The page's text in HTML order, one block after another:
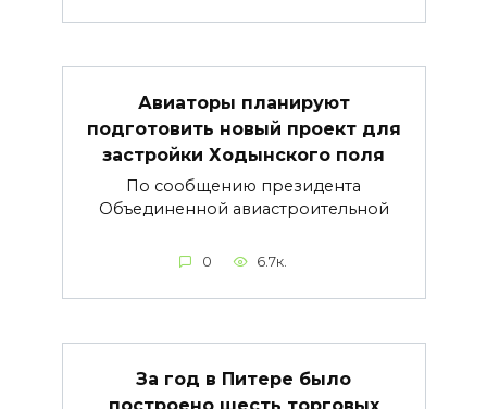
Авиаторы планируют
подготовить новый проект для
застройки Ходынского поля
По сообщению президента
Объединенной авиастроительной
0 6.7к.
За год в Питере было
построено шесть торговых